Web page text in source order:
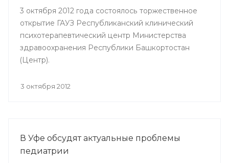
3 октября 2012 года состоялось торжественное
открытие ГАУЗ Республиканский клинический
психотерапевтический центр Министерства
здравоохранения Республики Башкортостан
(Центр).
3 октября 2012
В Уфе обсудят актуальные проблемы
педиатрии